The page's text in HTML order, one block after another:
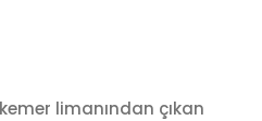
limanından çıkan